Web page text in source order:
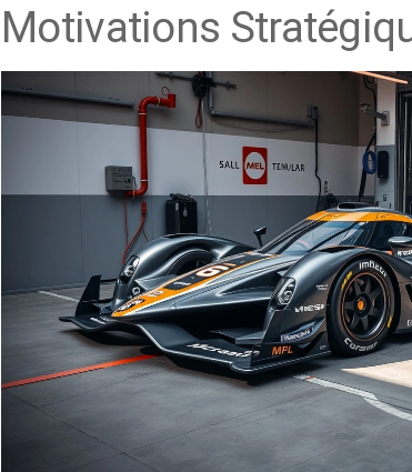
Motivations